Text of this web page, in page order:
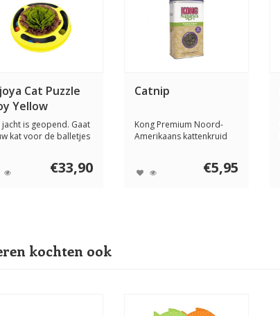
Cat Puzzle
Yellow
jacht is geopend. Gaat
kat voor de balletjes
€33,90
Catnip
Kong Premium Noord-
Amerikaans kattenkruid
€5,95
kochten ook